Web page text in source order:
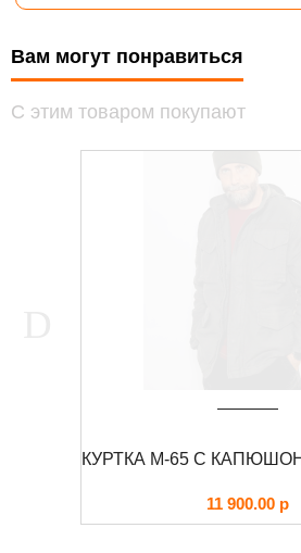
Вам могут понравиться
С этим товаром покупают
11 900.00 р